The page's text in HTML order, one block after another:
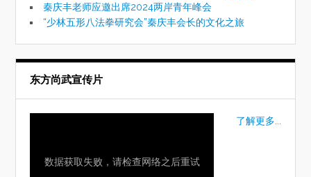
秦庆丰老师应邀出席2024两岸青年峰会
“少林五形八法拳研究会”秦庆丰会长的文化之旅
东方尚武宣传片
了解更多...